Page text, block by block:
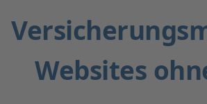
Websites